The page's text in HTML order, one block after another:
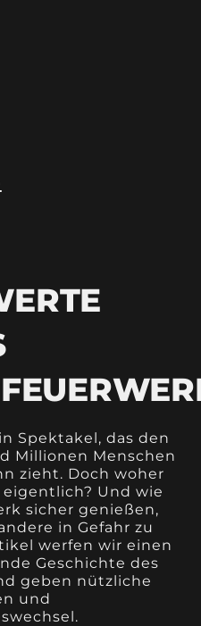
Spektakel, das den
Millionen Menschen
zieht. Doch woher
Und wie
sicher genießen,
in Gefahr zu
werfen wir einen
Geschichte des
geben nützliche
und